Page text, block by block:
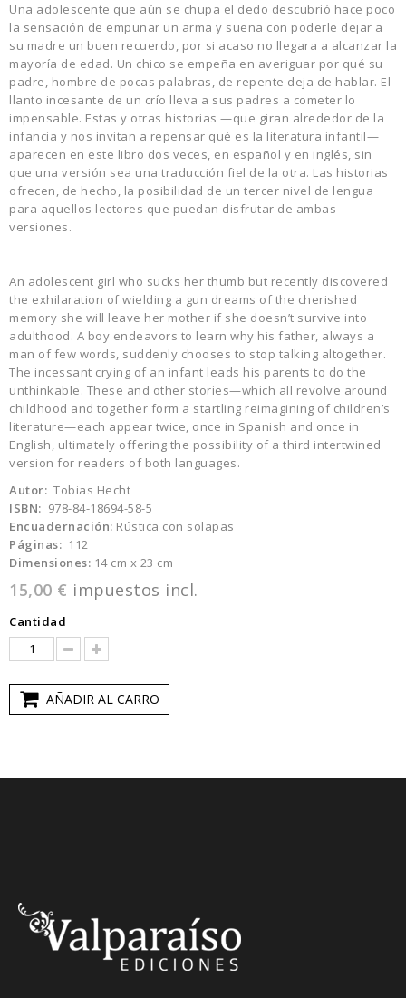
Una adolescente que aún se chupa el dedo descubrió hace poco
la sensación de empuñar un arma y sueña con poderle dejar a
su madre un buen recuerdo, por si acaso no llegara a alcanzar la
mayoría de edad. Un chico se empeña en averiguar por qué su
padre, hombre de pocas palabras, de repente deja de hablar. El
llanto incesante de un crío lleva a sus padres a cometer lo
impensable. Estas y otras historias —que giran alrededor de la
infancia y nos invitan a repensar qué es la literatura infantil—
aparecen en este libro dos veces, en español y en inglés, sin
que una versión sea una traducción fiel de la otra. Las historias
ofrecen, de hecho, la posibilidad de un tercer nivel de lengua
para aquellos lectores que puedan disfrutar de ambas
versiones.
An adolescent girl who sucks her thumb but recently discovered
the exhilaration of wielding a gun dreams of the cherished
memory she will leave her mother if she doesn’t survive into
adulthood. A boy endeavors to learn why his father, always a
man of few words, suddenly chooses to stop talking altogether.
The incessant crying of an infant leads his parents to do the
unthinkable. These and other stories—which all revolve around
childhood and together form a startling reimagining of children’s
literature—each appear twice, once in Spanish and once in
English, ultimately offering the possibility of a third intertwined
version for readers of both languages.
Autor: Tobias Hecht
ISBN: 978-84-18694-58-5
Encuadernación: Rústica con solapas
Páginas: 112
Dimensiones: 14 cm x 23 cm
15,00 € impuestos incl.
Cantidad
AÑADIR AL CARRO